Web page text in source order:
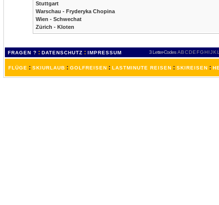
Stuttgart
Warschau - Fryderyka Chopina
Wien - Schwechat
Zürich - Kloten
FRAGEN ? : DATENSCHUTZ : IMPRESSUM 3 Letter-Codes ABCDEFGH IJKL
FLÜGE : SKIURLAUB : GOLFREISEN : LASTMINUTE REISEN : SKIREISEN :